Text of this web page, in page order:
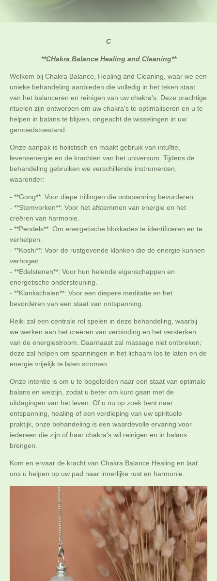
C
**CHakra Balance Healing and Cleaning**
Welkom bij Chakra Balance, Healing and Cleaning, waar we een
unieke behandeling aanbieden die volledig in het teken staat
van het balanceren en reinigen van uw chakra's. Deze prachtige
rituelen zijn ontworpen om uw chakra's te optimaliseren en u te
helpen in balans te blijven, ongeacht de wisselingen in uw
gemoedstoestand.
Onze aanpak is holistisch en maakt gebruik van intuïtie,
levensenergie en de krachten van het universum. Tijdens de
behandeling gebruiken we verschillende instrumenten,
waaronder:
- **Gong**: Voor diepe trillingen die ontspanning bevorderen.
- **Stemvorken**: Voor het afstemmen van energie en het
creëren van harmonie.
- **Pendels**: Om energetische blokkades te identificeren en te
verhelpen.
- **Koshi**: Voor de rustgevende klanken die de energie kunnen
verhogen.
- **Edelstenen**: Voor hun helende eigenschappen en
energetische ondersteuning.
- **Klankschalen**: Voor een diepere meditatie en het
bevorderen van een staat van ontspanning.
Reiki zal een centrale rol spelen in deze behandeling, waarbij
we werken aan het creëren van verbinding en het versterken
van de energiestroom. Daarnaast zal massage niet ontbreken;
deze zal helpen om spanningen in het lichaam los te laten en de
energie vrijelijk te laten stromen.
Onze intentie is om u te begeleiden naar een staat van optimale
balans en welzijn, zodat u beter om kunt gaan met de
uitdagingen van het leven. Of u nu op zoek bent naar
ontspanning, healing of een verdieping van uw spirituele
praktijk, onze behandeling is een waardevolle ervaring voor
iedereen die zijn of haar chakra's wil reinigen en in balans
brengen.
Kom en ervaar de kracht van Chakra Balance Healing en laat
ons u helpen op uw pad naar innerlijke rust en harmonie.